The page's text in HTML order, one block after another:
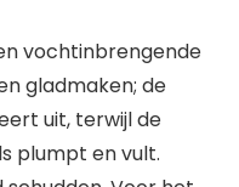
vochtinbrengende
gladmaken; de
uit, terwijl de
plumpt en vult.